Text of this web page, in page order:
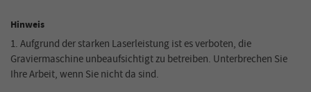
Hinweis
1. Aufgrund der starken Laserleistung ist es verboten, die
Graviermaschine unbeaufsichtigt zu betreiben. Unterbrechen Sie
Ihre Arbeit, wenn Sie nicht da sind.